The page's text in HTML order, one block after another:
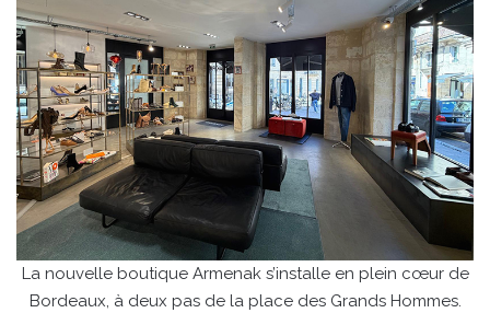
La nouvelle boutique Armenak s’installe en plein cœur de
Bordeaux, à deux pas de la place des Grands Hommes.